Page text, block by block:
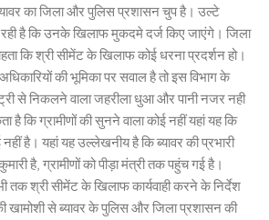
का जिला और पुलिस प्रशासन चुप है। उल्टे
रही है कि उनके खिलाफ मुकदमे दर्ज किए जाएंगे। जिला
कि श्री सीमेंट के खिलाफ कोई धरना प्रदर्शन हो।
की भूमिका पर सवाल है तो इस विभाग के
से निकलने वाला जहरीला धुआ और पानी नजर नही
है कि ग्रामीणों की सुनने वाला कोई नहीं यहां यह कि
है। यहां यह उल्लेखनीय है कि ब्यावर की प्रभारी
है, ग्रामीणों को पीड़ा मंत्री तक पहुंच गई है।
तक श्री सीमेंट के खिलाफ कार्यवाही करने के निर्देश
खामोशी से ब्यावर के पुलिस और जिला प्रशासन की